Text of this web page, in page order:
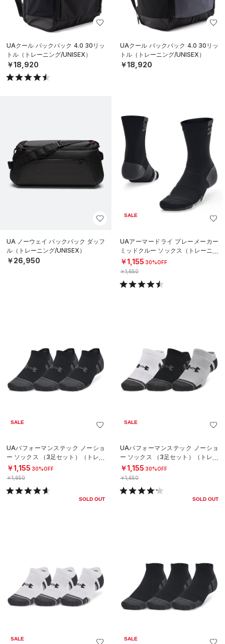
UAクール バックパック 4.0 30リッ
トル（トレーニング/UNISEX）
￥18,920
UAクール バックパック 4.0 30リッ
トル（トレーニング/UNISEX）
￥18,920
UA ノーウェイ バックパック ダッフ
ル（トレーニング/UNISEX）
￥26,950
SALE
UAアーマードライ プレーメーカー
ミッドクルー ソックス（トレーニン
グ/UNISEX）
￥1,155 30%OFF
￥1,650
SALE
UAパフォーマンステック ノーショ
ー ソックス （3足セット）（トレー
ニング/UNISEX）
￥1,155 30%OFF
￥1,650
SOLD OUT
SALE
UAパフォーマンステック ノーショ
ー ソックス （3足セット）（トレー
ニング/UNISEX）
￥1,155 30%OFF
￥1,650
SOLD OUT
SALE SALE